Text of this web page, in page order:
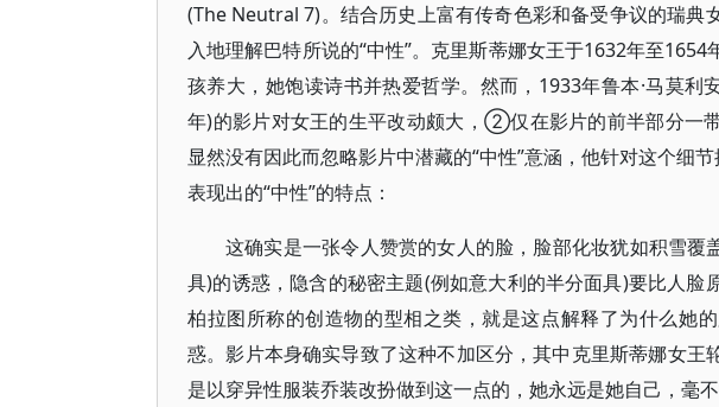
(The Neutral 7)。结合历史上富有传奇色彩和备受争议的瑞典
入地理解巴特所说的“中性”。克里斯蒂娜女王于1632年至
孩养大，她饱读诗书并热爱哲学。然而，1933年鲁本·马莫
年)的影片对女王的生平改动颇大，②仅在影片的前半部分一
显然没有因此而忽略影片中潜藏的“中性”意涵，他针对这个细
表现出的“中性”的特点：
这确实是一张令人赞赏的女人的脸，脸部化妆犹如积雪
具)的诱惑，隐含的秘密主题(例如意大利的半分面具)要比人脸
柏拉图所称的创造物的型相之类，就是这点解释了为什么她
惑。影片本身确实导致了这种不加区分，其中克里斯蒂娜女王
是以穿异性服装乔装改扮做到这一点的，她永远是她自己，毫